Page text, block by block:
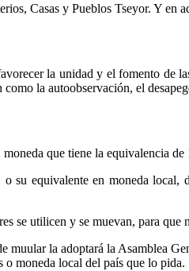
Casas y Pueblos Tseyor. Y
la unidad y el fomento de
la autoobservación, el
que tiene la equivalencia
equivalente en moneda local,
utilicen y se muevan, para que
muular la adoptará la
o moneda local del país que lo pida.